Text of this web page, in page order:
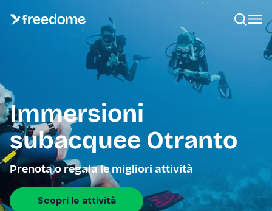
Immersioni
subacquee Otranto
Prenota o regala le migliori attività
Scopri le attività